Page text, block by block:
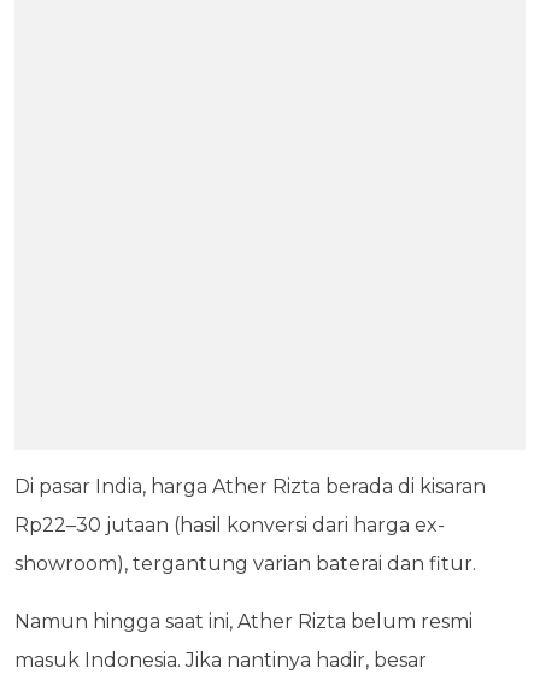
Di pasar India, harga Ather Rizta berada di kisaran
Rp22–30 jutaan (hasil konversi dari harga ex-
showroom), tergantung varian baterai dan fitur.
Namun hingga saat ini, Ather Rizta belum resmi
masuk Indonesia. Jika nantinya hadir, besar